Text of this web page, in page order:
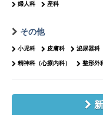
婦人科 産科
その他
小児科 皮膚科 泌尿器科
精神科（心療内科） 整形外